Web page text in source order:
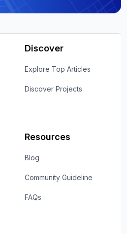
Discover
Explore Top Articles
Discover Projects
Resources
Blog
Community Guideline
FAQs